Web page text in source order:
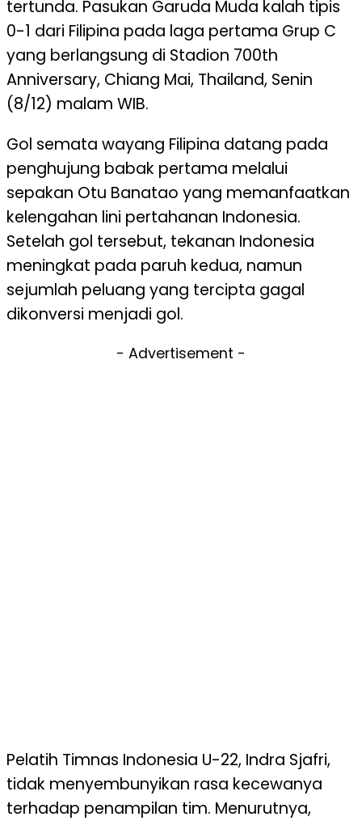
tertunda. Pasukan Garuda Muda kalah tipis
0-1 dari Filipina pada laga pertama Grup C
yang berlangsung di Stadion 700th
Anniversary, Chiang Mai, Thailand, Senin
(8/12) malam WIB.
Gol semata wayang Filipina datang pada
penghujung babak pertama melalui
sepakan Otu Banatao yang memanfaatkan
kelengahan lini pertahanan Indonesia.
Setelah gol tersebut, tekanan Indonesia
meningkat pada paruh kedua, namun
sejumlah peluang yang tercipta gagal
dikonversi menjadi gol.
- Advertisement -
Pelatih Timnas Indonesia U-22, Indra Sjafri,
tidak menyembunyikan rasa kecewanya
terhadap penampilan tim. Menurutnya,